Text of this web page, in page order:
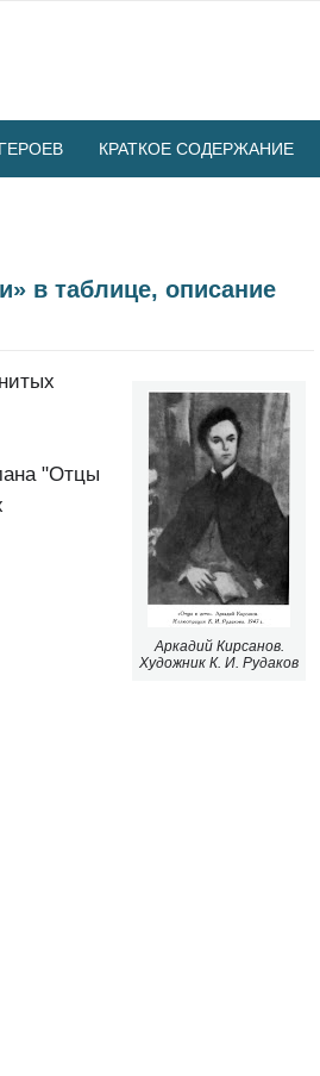
КРАТКОЕ СОДЕРЖАНИЕ
в таблице, описание
Аркадий Кирсанов.
Художник К. И. Рудаков
"Отцы